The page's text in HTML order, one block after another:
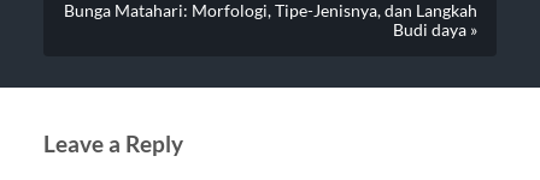
Bunga Matahari: Morfologi, Tipe-Jenisnya, dan Langkah
Budi daya »
Leave a Reply